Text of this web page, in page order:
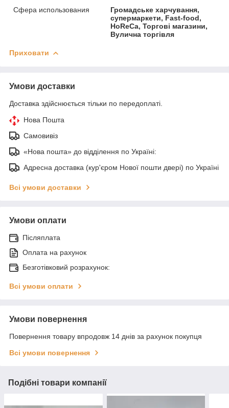
Сфера использования
Громадське харчування,
супермаркети, Fast-food,
HoReCa, Торгові магазини,
Вулична торгівля
Приховати
Умови доставки
Доставка здійснюється тільки по передоплаті.
Нова Пошта
Самовивіз
«Нова пошта» до відділення по Україні:
Адресна доставка (кур'єром Нової пошти двері) по Україні
Всі умови доставки
Умови оплати
Післяплата
Оплата на рахунок
Безготівковий розрахунок:
Всі умови оплати
Умови повернення
Повернення товару впродовж 14 днів за рахунок покупця
Всі умови повернення
Подібні товари компанії